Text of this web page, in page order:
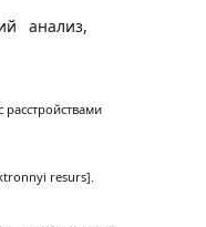
анализ,
resurs].